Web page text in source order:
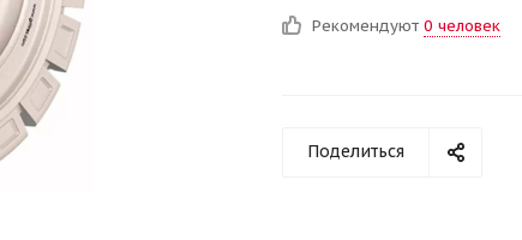
Рекомендуют 0 человек
Поделиться